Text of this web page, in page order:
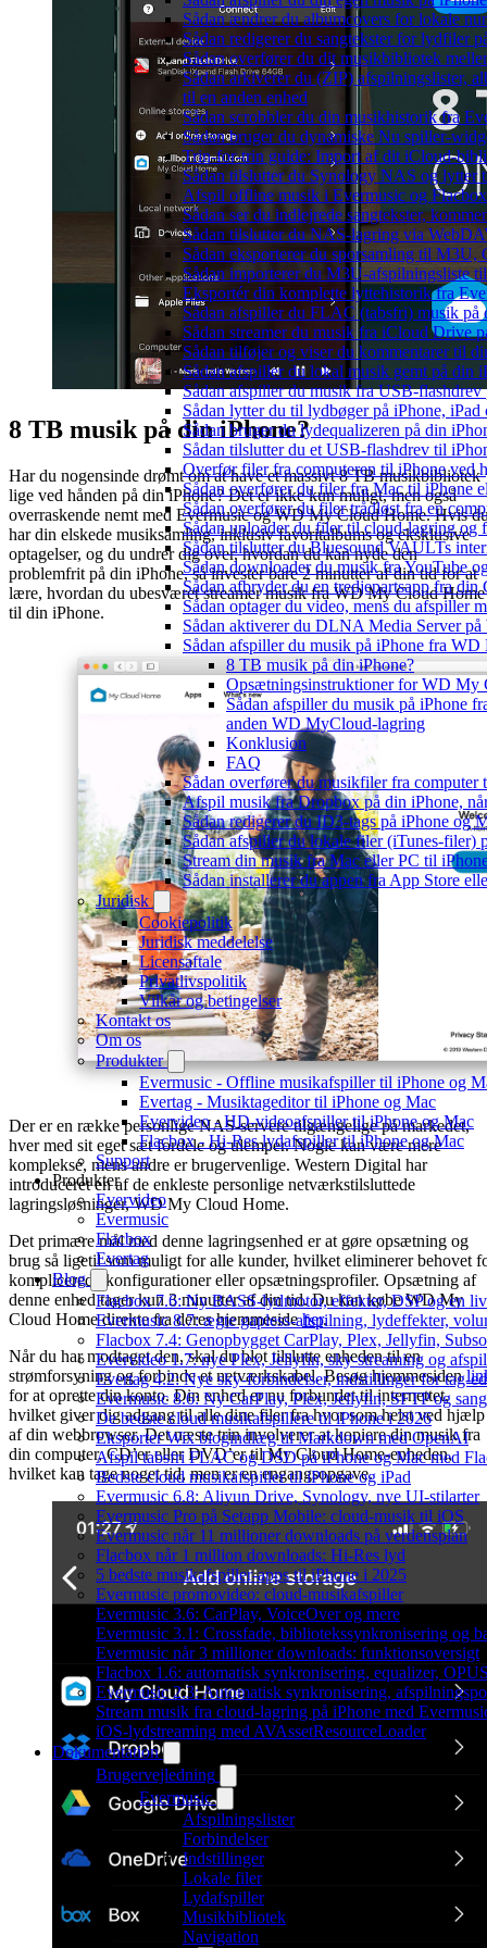
Sådan ændrer du albumcovers for lokale
Sådan redigerer du sangtekster for lydfiler
Sådan overfører du dit musikbibliotek
Sådan arkiverer du (ZIP) afspilningslister,
til en anden enhed
Sådan scrobbler du din musikhistorik fra
Sådan bruger du dynamiske Nu spiller-
Trin-for-trin guide: Import af dit iCloud-
Sådan tilslutter du Synology NAS og lytter
Afspil offline musik i Evermusic og
Sådan ser du indlejrede sangtekster,
Sådan tilslutter du NAS-lagring via
Sådan eksporterer du sporsamling til
Sådan importerer du M3U-afspilningsliste
Eksportér din komplette lyttehistorik fra
Sådan afspiller du FLAC (tabsfri) musik på
Sådan streamer du musik fra iCloud Drive
Sådan tilføjer og viser du kommentarer til
Sådan afspiller du lokal musik gemt på din
Sådan afspiller du musik fra USB-
Sådan lytter du til lydbøger på iPhone,
Sådan bruger du lydequalizeren på din
Sådan tilslutter du et USB-flashdrev til
Overfør filer fra computeren til iPhone
Sådan overfører du filer fra Mac til iPhone
Sådan overfører du filer trådløst fra en
Sådan uploader du filer til cloud-lagring
Sådan tilslutter du Bluesound VAULTs
Sådan downloader du musik fra YouTube
Sådan afbryder du en tredjepartsapp fra din
Sådan optager du video, mens du afspiller
Sådan aktiverer du DLNA Media Server
Sådan afspiller du musik på iPhone fra
8 TB musik på din iPhone?
Opsætningsinstruktioner for WD My
Sådan afspiller du musik på
anden WD MyCloud-lagring
Konklusion
FAQ
Sådan overfører du musikfiler fra
Afspil musik fra Dropbox på din iPhone,
Sådan redigerer du ID3-tags på iPhone og
Sådan afspiller du lokale filer (iTunes-filer)
Stream din musik fra Mac eller PC til
Sådan installerer du appen fra App Store
Juridisk
Cookiepolitik
Juridisk meddelelse
Licensaftale
Privatlivspolitik
Vilkår og betingelser
Kontakt os
Om os
Produkter
Evermusic - Offline musikafspiller til iPhone og
Evertag - Musiktageditor til iPhone og Mac
Evervideo - HD-videoafspiller til iPhone og Mac
Flacbox - Hi-Res lydafspiller til iPhone og Mac
Support
Produkter
Evervideo
Evermusic
Flacbox
Evertag
Blog
Flacbox 7.6: Ny BASS-lydmotor, effekter, DSP og en
Evermusic 8.7: ægte gapless-afspilning, lydeffekter,
Flacbox 7.4: Genopbygget CarPlay, Plex, Jellyfin,
Evervideo 1.7: nye Plex, Jellyfin, sky-streaming og
Evertag 4.2: Nye sky-forbindelser, indstillinger for tag-
Evermusic 8.6: Ny CarPlay, Plex, Jellyfin, SFTP og
De bedste cloud musikafspillere til iPhone i 2026
Eksporter Wix blogindlæg til Markdown med OpenAI
Afspil tabsfri FLAC og DSD på iPhone og Mac med
Bedste cloud musikafspiller til iPhone og iPad
Evermusic 6.8: Aliyun Drive, Synology, nye UI-stilarter
Evermusic Pro på Setapp Mobile: cloud-musik til iOS
Evermusic når 11 millioner downloads på verdensplan
Flacbox når 1 million downloads: Hi-Res lyd
5 bedste musikafspiller-apps til iPhone i 2025
Evermusic promovideo: cloud-musikafspiller
Evermusic 3.6: CarPlay, VoiceOver og mere
Evermusic 3.1: Crossfade, bibliotekssynkronisering og
Evermusic når 3 millioner downloads: funktionsoversigt
Flacbox 1.6: automatisk synkronisering, equalizer,
Evermusic 2.3: Automatisk synkronisering,
Stream musik fra cloud-lagring på iPhone med
iOS-lydstreaming med AVAssetResourceLoader
Dokumentation
Brugervejledning
Evermusic
Afspilningslister
Forbindelser
Indstillinger
Lokale filer
Lydafspiller
Musikbibliotek
Navigation
8 TB musik på din iPhone?
Har du nogensinde drømt om at have et massivt 8 TB musikbibliotek
lige ved hånden på din iPhone? Det er ikke kun muligt, men også
overraskende nemt med Evermusic og WD My Cloud Home. Hvis
har din elskede musiksamling, inklusiv favoritalbums og eksklusive
optagelser, og du undrer dig over, hvordan du kan nyde den
problemfrit på din iPhone, så invester bare 2 minutter af din tid for at
lære, hvordan du ubesværet streamer musik fra WD My Cloud Home
til din iPhone.
Der er en række personlige NAS-servere tilgængelige på markedet,
hver med sit eget sæt fordele og ulemper. Nogle kan være mere
komplekse, mens andre er brugervenlige. Western Digital har
introduceret en af de enkleste personlige netværkstilsluttede
lagringsløsninger, WD My Cloud Home.
Det primære mål med denne lagringsenhed er at gøre opsætning og
brug så ligetil som muligt for alle kunder, hvilket eliminerer behovet
komplicerede konfigurationer eller opsætningsprofiler. Opsætning af
denne enhed tager kun 3 minutter af din tid. Du kan købe WD My
Cloud Home direkte fra deres hjemmesideher.
Når du har modtaget den, skal du blot tilslutte enheden til en
strømforsyning og forbinde et netværkskabel. Besøg hjemmesiden
for at oprette din konto. Din enhed er nu forbundet til internettet,
hvilket giver dig adgang til alle dine filer fra hvor som helst ved hjælp
af din webbrowser. Det næste trin involverer at kopiere din musik fra
din computer, CD’er eller DVD’er til My Cloud Home-enheden,
hvilket kan tage noget tid, men er en engangsopgave.